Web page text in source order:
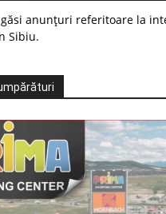
anunțuri referitoare la
Sibiu.